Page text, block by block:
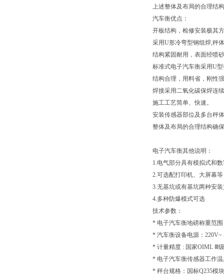
上述整体及布局的合理结
汽车衡优点：
开板结构，检修安装极其
采用U形冷弯型钢组焊,秤
结构紧固耐用，表面经喷
标准式电子汽车衡采用U
结构合理，用料省，刚性
焊接采用二氧化碳保焊连
施工工艺简单、快速。
安装传感器部位及多台秤
整体及布局的合理结构确
电子汽车衡其他说明：
1.电气部分具有模拟式和
2.可选配打印机、大屏幕等
3.无基坑或有基坑两种安
4.多种防爆模式可选
技术参数：
* 电子汽车衡地磅称重范围
* 汽车衡设备电源：220V~
* 计量精度 : 国家OIML Ⅲ
* 电子汽车衡传感器工作
* 秤台规格：国标Q235模